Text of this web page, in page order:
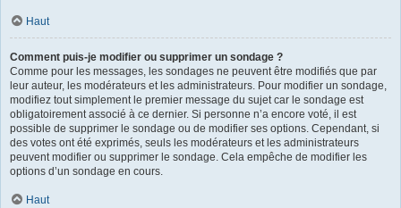
Haut
Comment puis-je modifier ou supprimer un sondage ?
Comme pour les messages, les sondages ne peuvent être modifiés que par
leur auteur, les modérateurs et les administrateurs. Pour modifier un sondage,
modifiez tout simplement le premier message du sujet car le sondage est
obligatoirement associé à ce dernier. Si personne n’a encore voté, il est
possible de supprimer le sondage ou de modifier ses options. Cependant, si
des votes ont été exprimés, seuls les modérateurs et les administrateurs
peuvent modifier ou supprimer le sondage. Cela empêche de modifier les
options d’un sondage en cours.
Haut